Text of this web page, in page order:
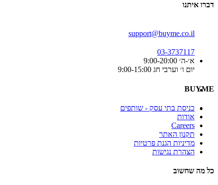
דברו איתנו
support@buyme.co.il
03-3737117
א׳-ה׳ 9:00-20:00
יום ו׳ וערבי חג 9:00-15:00
BUYME
כניסת בתי עסק - שותפים
אודות
Careers
תקנון האתר
מדיניות הגנת פרטיות
הצהרת נגישות
כל מה שחשוב